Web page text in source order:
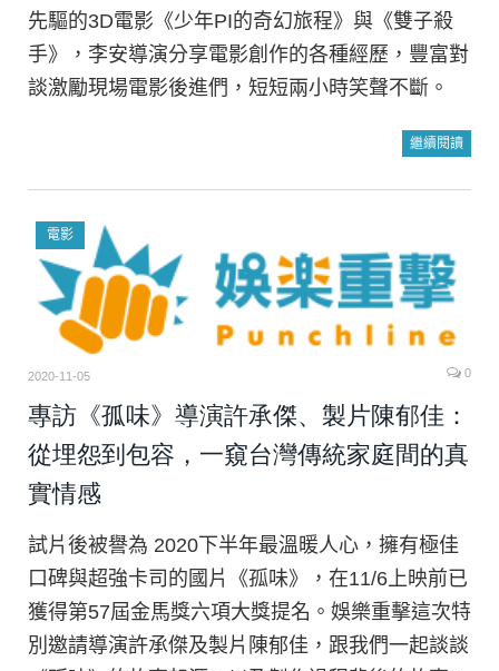
先驅的3D電影《少年PI的奇幻旅程》與《雙子殺
手》，李安導演分享電影創作的各種經歷，豐富對
談激勵現場電影後進們，短短兩小時笑聲不斷。
繼續閱讀
電影
2020-11-05 0
專訪《孤味》導演許承傑、製片陳郁佳：
從埋怨到包容，一窺台灣傳統家庭間的真
實情感
試片後被譽為 2020下半年最溫暖人心，擁有極佳
口碑與超強卡司的國片《孤味》，在11/6上映前已
獲得第57屆金馬獎六項大獎提名。娛樂重擊這次特
別邀請導演許承傑及製片陳郁佳，跟我們一起談談